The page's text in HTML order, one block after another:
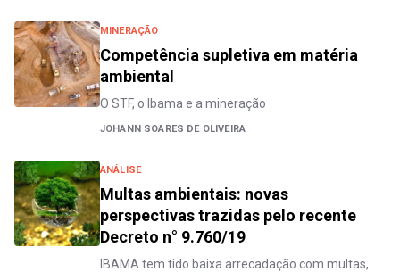
MINERAÇÃO
Competência supletiva em matéria
ambiental
O STF, o Ibama e a mineração
JOHANN SOARES DE OLIVEIRA
ANÁLISE
Multas ambientais: novas
perspectivas trazidas pelo recente
Decreto n° 9.760/19
IBAMA tem tido baixa arrecadação com multas,